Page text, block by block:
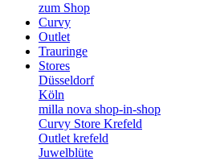
zum Shop
Curvy
Outlet
Trauringe
Stores
Düsseldorf
Köln
milla nova shop-in-shop
Curvy Store Krefeld
Outlet krefeld
Juwelblüte